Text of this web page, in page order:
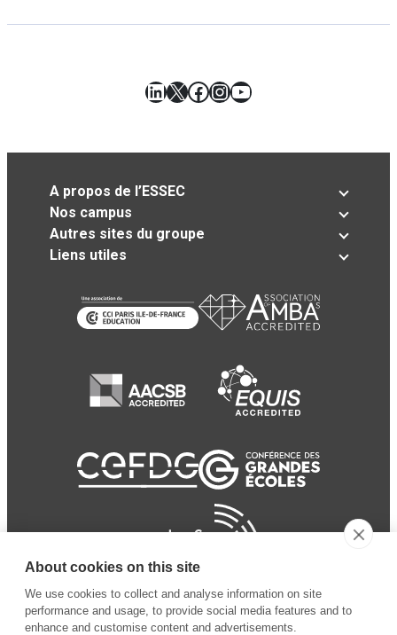
LinkedIn
X Facebook
Instagram
YouTube
A propos de l’ESSEC
Nos campus
Autres sites du groupe
Liens utiles
About cookies on this site
We use cookies to collect and analyse information on site
performance and usage, to provide social media features and to
enhance and customise content and advertisements.